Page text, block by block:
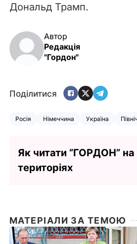
Дональд Трамп.
Автор
Редакція
"Гордон"
Поділитися
Росія Німеччина Україна
Як читати ”ГОРДОН”
територіях
МАТЕРІАЛИ ЗА ТЕМОЮ